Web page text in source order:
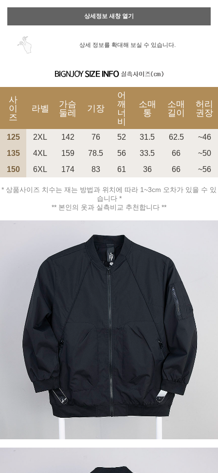
상세정보 새창 열기
상세 정보를 확대해 보실 수 있습니다.
사
이
즈
라벨
가슴
둘레
기장
어
깨
너
비
소매
통
소매
길이
허리
권장
125 2XL 142 76 52 31.5 62.5
~46
135
4XL 159 78.5 56 33.5 66
~50
150
6XL 174 83 61 36 66 ~56
* 상품사이즈 치수는 재는 방법과 위치에 따라 1~3cm 오차가 있을 수 있
습니다 *
** 본인의 옷과 실측비교 추천합니다 **